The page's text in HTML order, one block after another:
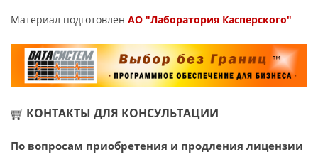
Материал подготовлен АО "Лаборатория Касперского"
КОНТАКТЫ ДЛЯ КОНСУЛЬТАЦИИ
По вопросам приобретения и продления лицензии